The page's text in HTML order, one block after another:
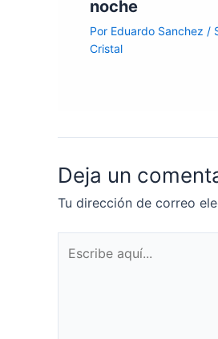
noche
Por Eduardo Sanchez /
Cristal
Deja un
Tu dirección de correo
aquí...